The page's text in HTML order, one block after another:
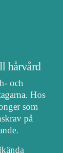
hårvård
och
. Hos
som
på